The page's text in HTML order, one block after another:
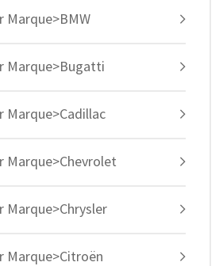
Marque>BMW
Marque>Bugatti
Marque>Cadillac
Marque>Chevrolet
Marque>Chrysler
Marque>Citroën